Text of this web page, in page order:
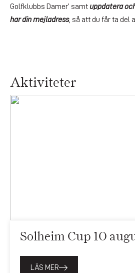
Golfklubbs Damer’ samt uppdatera
har din mejladress, så att du får ta del
Aktiviteter
Solheim Cup 10
LÄS MER